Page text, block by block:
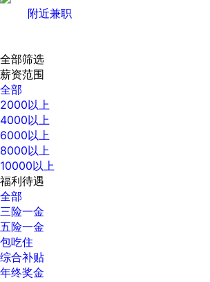
附近兼职
全部筛选
薪资范围
全部
2000以上
4000以上
6000以上
8000以上
10000以上
福利待遇
全部
三险一金
五险一金
包吃住
综合补贴
年终奖金